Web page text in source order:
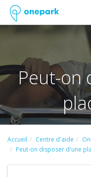
Peut-on
Accueil Centre d'aide
Peut-on disposer d'une